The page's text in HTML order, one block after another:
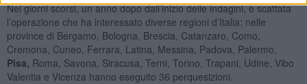
Nei giorni scorsi, un anno dopo dall’inizio delle indagini, è scattata
l’operazione che ha interessato diverse regioni d’Italia: nelle
province di Bergamo, Bologna, Brescia, Catanzaro, Como,
Cremona, Cuneo, Ferrara, Latina, Messina, Padova, Palermo,
Pisa, Roma, Savona, Siracusa, Terni, Torino, Trapani, Udine, Vibo
Valentia e Vicenza hanno eseguito 36 perquesizioni.